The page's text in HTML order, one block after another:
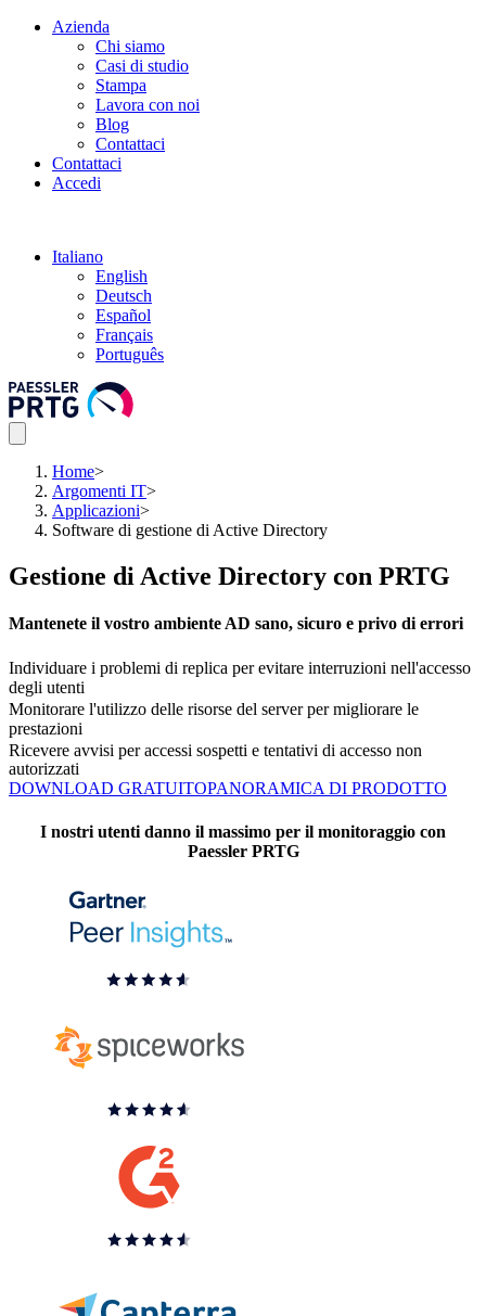
Azienda
Chi siamo
Casi di studio
Stampa
Lavora con noi
Blog
Contattaci
Contattaci
Accedi
Italiano
English
Deutsch
Español
Français
Português
Home>
Argomenti IT>
Applicazioni>
Software di gestione di Active Directory
Gestione di Active Directory con PRTG
Mantenete il vostro ambiente AD sano, sicuro e privo di errori
Individuare i problemi di replica per evitare interruzioni nell'accesso
degli utenti
Monitorare l'utilizzo delle risorse del server per migliorare le
prestazioni
Ricevere avvisi per accessi sospetti e tentativi di accesso non
autorizzati
DOWNLOAD GRATUITOPANORAMICA DI PRODOTTO
I nostri utenti danno il massimo per il monitoraggio con
Paessler PRTG